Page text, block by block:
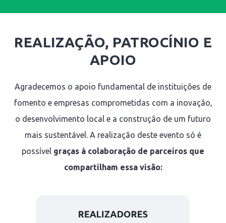
REALIZAÇÃO, PATROCÍNIO E
APOIO
Agradecemos o apoio fundamental de instituições de
fomento e empresas comprometidas com a inovação,
o desenvolvimento local e a construção de um futuro
mais sustentável. A realização deste evento só é
possível graças à colaboração de parceiros que
compartilham essa visão: